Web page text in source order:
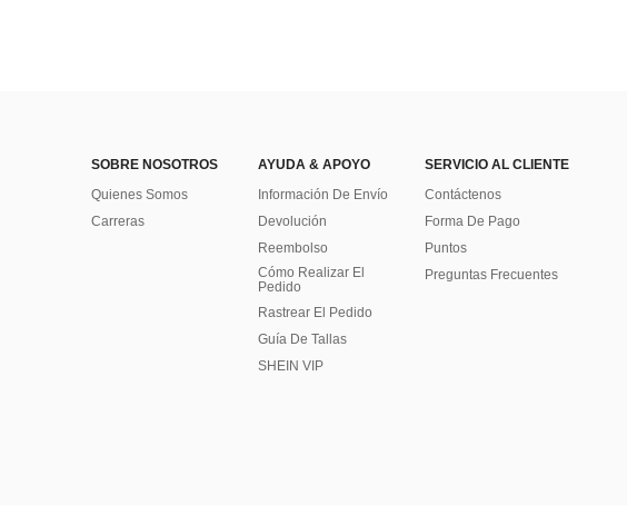
SOBRE NOSOTROS
Quienes Somos
Carreras
AYUDA & APOYO
Información De Envío
Devolución
Reembolso
Cómo Realizar El
Pedido
Rastrear El Pedido
Guía De Tallas
SHEIN VIP
SERVICIO AL CLIENTE
Contáctenos
Forma De Pago
Puntos
Preguntas Frecuentes